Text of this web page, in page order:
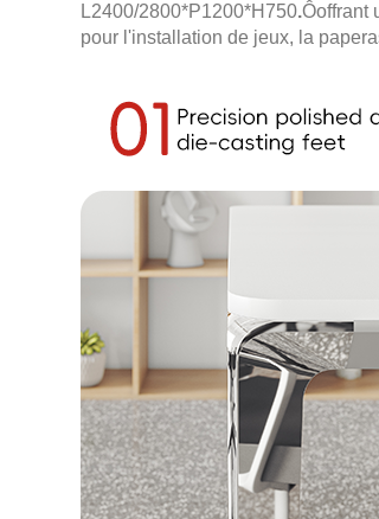
L2400/2800*P1200*H750.Ôoffrant
pour l'installation de jeux, la